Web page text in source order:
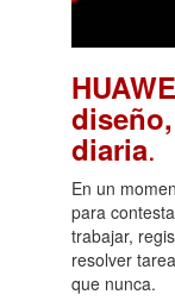
diaria.
En un
para
trabajar,
resolver
que nunca.